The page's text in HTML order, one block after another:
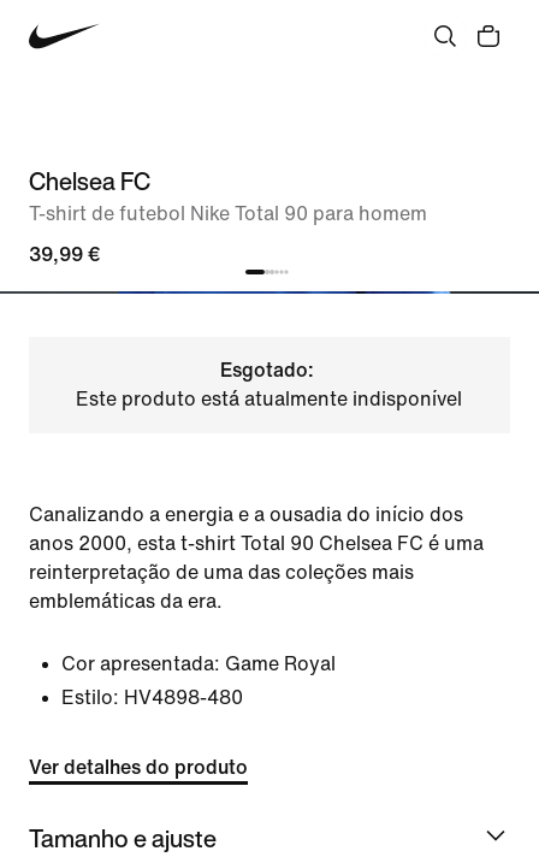
Chelsea FC
T-shirt de futebol Nike Total 90 para homem
39,99 €
Esgotado:
Este produto está atualmente indisponível
Canalizando a energia e a ousadia do início dos
anos 2000, esta t-shirt Total 90 Chelsea FC é uma
reinterpretação de uma das coleções mais
emblemáticas da era.
Cor apresentada: Game Royal
Estilo: HV4898-480
Ver detalhes do produto
Tamanho e ajuste